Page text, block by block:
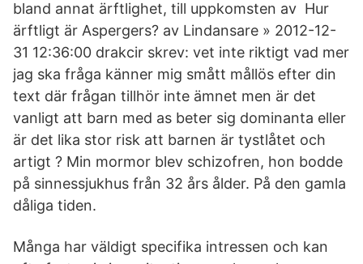
bland annat ärftlighet, till uppkomsten av Hur
ärftligt är Aspergers? av Lindansare » 2012-12-
31 12:36:00 drakcir skrev: vet inte riktigt vad mer
jag ska fråga känner mig smått mållös efter din
text där frågan tillhör inte ämnet men är det
vanligt att barn med as beter sig dominanta eller
är det lika stor risk att barnen är tystlåtet och
artigt ? Min mormor blev schizofren, hon bodde
på sinnessjukhus från 32 års ålder. På den gamla
dåliga tiden.
Många har väldigt specifika intressen och kan